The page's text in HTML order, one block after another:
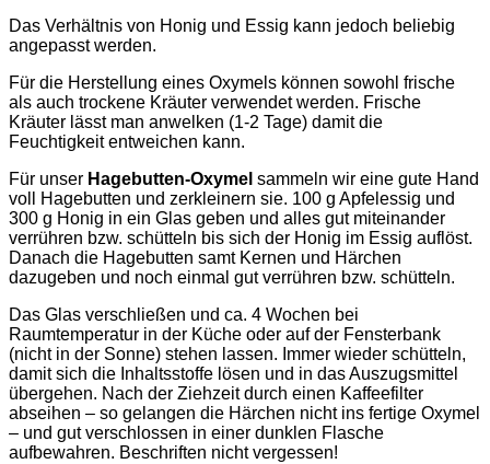
Das Verhältnis von Honig und Essig kann jedoch beliebig
angepasst werden.
Für die Herstellung eines Oxymels können sowohl frische
als auch trockene Kräuter verwendet werden. Frische
Kräuter lässt man anwelken (1-2 Tage) damit die
Feuchtigkeit entweichen kann.
Für unser Hagebutten-Oxymel sammeln wir eine gute Hand
voll Hagebutten und zerkleinern sie. 100 g Apfelessig und
300 g Honig in ein Glas geben und alles gut miteinander
verrühren bzw. schütteln bis sich der Honig im Essig auflöst.
Danach die Hagebutten samt Kernen und Härchen
dazugeben und noch einmal gut verrühren bzw. schütteln.
Das Glas verschließen und ca. 4 Wochen bei
Raumtemperatur in der Küche oder auf der Fensterbank
(nicht in der Sonne) stehen lassen. Immer wieder schütteln,
damit sich die Inhaltsstoffe lösen und in das Auszugsmittel
übergehen. Nach der Ziehzeit durch einen Kaffeefilter
abseihen – so gelangen die Härchen nicht ins fertige Oxymel
– und gut verschlossen in einer dunklen Flasche
aufbewahren. Beschriften nicht vergessen!